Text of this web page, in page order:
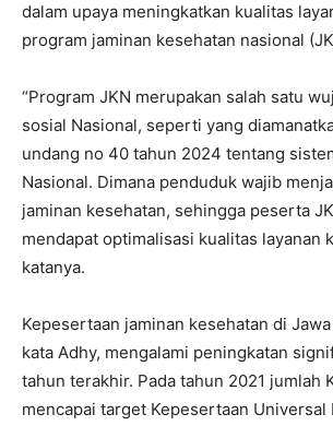
dalam upaya meningkatkan kualitas
program jaminan kesehatan nasional
“Program JKN merupakan salah satu
sosial Nasional, seperti yang
undang no 40 tahun 2024 tentang
Nasional. Dimana penduduk wajib
jaminan kesehatan, sehingga peserta
mendapat optimalisasi kualitas layanan
katanya.
Kepesertaan jaminan kesehatan di
kata Adhy, mengalami peningkatan
tahun terakhir. Pada tahun 2021 jumlah
mencapai target Kepesertaan Universal